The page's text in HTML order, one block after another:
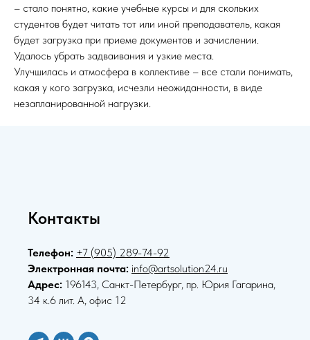
– стало понятно, какие учебные курсы и для скольких
студентов будет читать тот или иной преподаватель, какая
будет загрузка при приеме документов и зачислении.
Удалось убрать задваивания и узкие места.
Улучшилась и атмосфера в коллективе – все стали понимать,
какая у кого загрузка, исчезли неожиданности, в виде
незапланированной нагрузки.
Контакты
Телефон: +7 (905) 289-74-92
Электронная почта: info@artsolution24.ru
Адрес: 196143, Санкт-Петербург, пр. Юрия Гагарина,
34 к.6 лит. А, офис 12